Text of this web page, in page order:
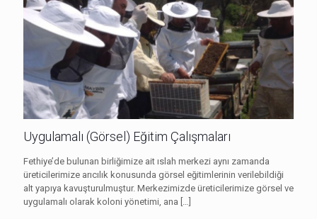
Uygulamalı (Görsel) Eğitim Çalışmaları
Fethiye’de bulunan birliğimize ait ıslah merkezi aynı zamanda
üreticilerimize arıcılık konusunda görsel eğitimlerinin verilebildiği
alt yapıya kavuşturulmuştur. Merkezimizde üreticilerimize görsel ve
uygulamalı olarak koloni yönetimi, ana […]